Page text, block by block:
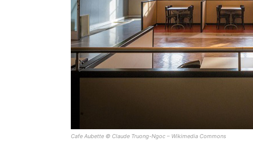
Cafe Aubette © Claude Truong-Ngoc – Wikimedia Commons